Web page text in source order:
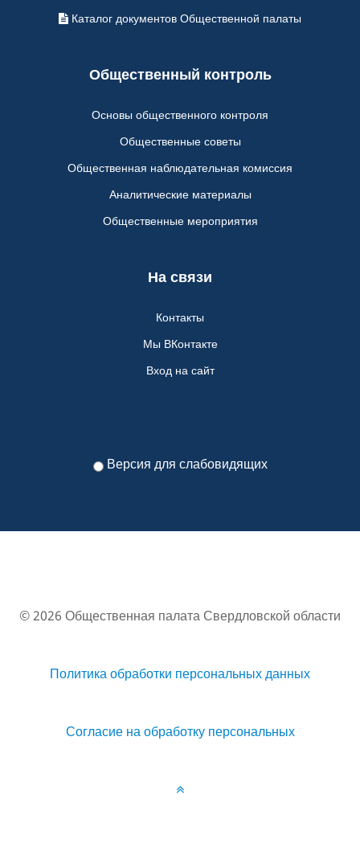
Каталог документов Общественной палаты
Общественный контроль
Основы общественного контроля
Общественные советы
Общественная наблюдательная комиссия
Аналитические материалы
Общественные мероприятия
На связи
Контакты
Мы ВКонтакте
Вход на сайт
Версия для слабовидящих
© 2026 Общественная палата Свердловской области
Политика обработки персональных данных
Согласие на обработку персональных